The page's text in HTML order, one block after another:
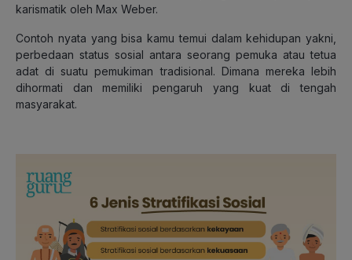
karismatik oleh Max Weber.
Contoh nyata yang bisa kamu temui dalam kehidupan yakni,
perbedaan status sosial antara seorang pemuka atau tetua
adat di suatu pemukiman tradisional. Dimana mereka lebih
dihormati dan memiliki pengaruh yang kuat di tengah
masyarakat.